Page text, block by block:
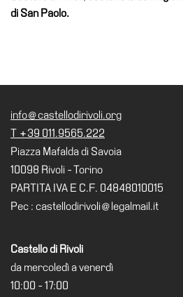
di San Paolo.
info@castellodirivoli.org
T +39 011.9565.222
Piazza Mafalda di Savoia
10098 Rivoli - Torino
PARTITA IVA E C.F. 04848010015
Pec : castellodirivoli@legalmail.it
Castello di Rivoli
da mercoledì a venerdì
10:00 - 17:00